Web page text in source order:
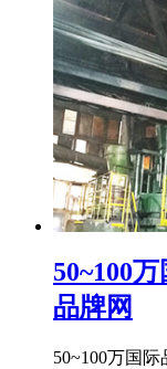
50~100
品牌网
50~100万国